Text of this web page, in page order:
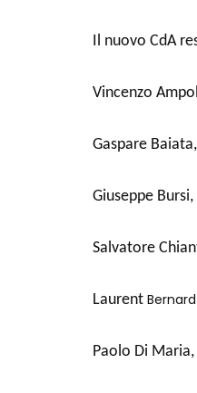
Il nuovo CdA
Vincenzo
Gaspare Baiata,
Giuseppe Bursi,
Salvatore
Laurent
Paolo Di Maria,